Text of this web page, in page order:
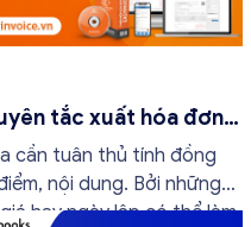
tắc xuất hóa đơn
cần tuân thủ tính đồng
nội dung. Bởi những
hay ngày lập có thể làm